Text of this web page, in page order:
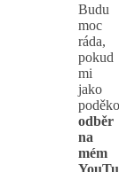
Budu
moc
ráda,
pokud
mi
jako
odběr
na
mém